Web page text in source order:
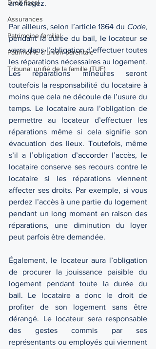
Droit fiscal
Assurances
Patrimoine familial
Patrimoine d'union parentale
Tribunal unifié de la famille (TUF)
aménagez.
Par ailleurs, selon l’article 1864 du Code,
pendant la durée du bail, le locateur se
verra dans l’obligation d’effectuer toutes
les réparations nécessaires au logement.
Les réparations mineures seront
toutefois la responsabilité du locataire à
moins que cela ne découle de l’usure du
temps. Le locataire aura l’obligation de
permettre au locateur d’effectuer les
réparations même si cela signifie son
évacuation des lieux. Toutefois, même
s’il a l’obligation d’accorder l’accès, le
locataire conserve ses recours contre le
locataire si les réparations viennent
affecter ses droits. Par exemple, si vous
perdez l’accès à une partie du logement
pendant un long moment en raison des
réparations, une diminution du loyer
peut parfois être demandée.
Également, le locateur aura l’obligation
de procurer la jouissance paisible du
logement pendant toute la durée du
bail. Le locataire a donc le droit de
profiter de son logement sans être
dérangé. Le locateur sera responsable
des gestes commis par ses
représentants ou employés qui viennent